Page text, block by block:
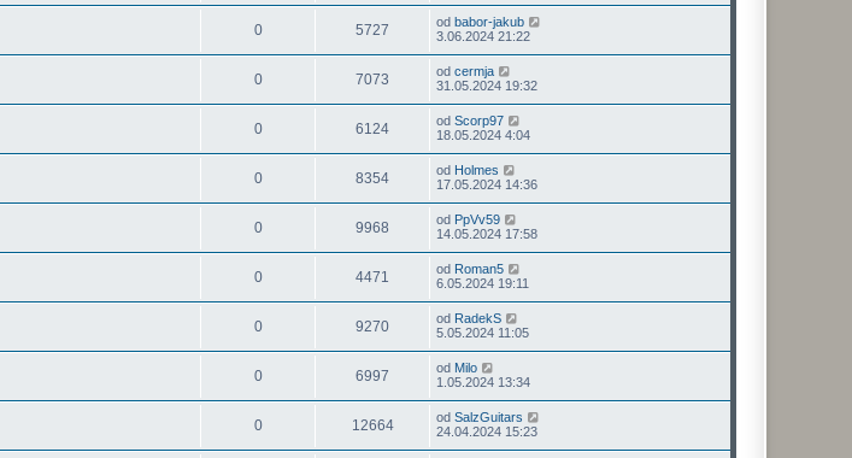
0 5727 od babor-jakub
3.06.2024 21:22
0 7073 od cermja
31.05.2024 19:32
0 6124 od Scorp97
18.05.2024 4:04
0 8354 od Holmes
17.05.2024 14:36
0 9968 od PpVv59
14.05.2024 17:58
0 4471 od Roman5
6.05.2024 19:11
0 9270 od RadekS
5.05.2024 11:05
0 6997 od Milo
1.05.2024 13:34
0 12664 od SalzGuitars
24.04.2024 15:23